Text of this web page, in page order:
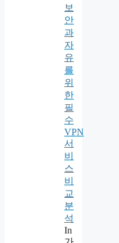
보
안
과
자
유
를
위
한
필
수
VPN
서
비
스
비
교
분
석
In